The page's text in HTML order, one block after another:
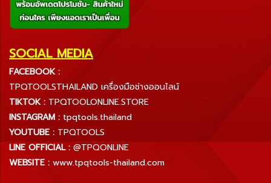
SOCIAL MEDIA
FACEBOOK :
TPQTOOLSTHAILAND เครื่องมือช่างออนไลน์
TIKTOK : TPQTOOLONLINE.STORE
INSTAGRAM : tpqtools.thailand
YOUTUBE : TPQTOOLS
LINE OFFICIAL : @TPQONLINE
WEBSITE : www.tpqtools-thailand.com